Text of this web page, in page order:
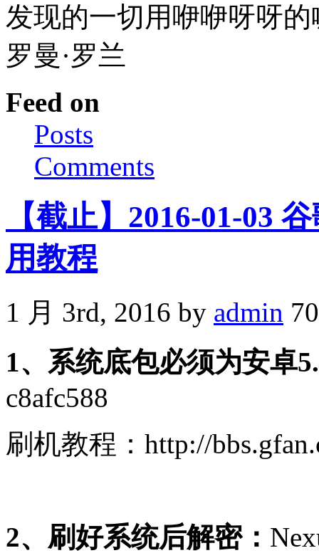
发现的一切用咿咿呀呀
罗曼·罗兰
Feed on
Posts
Comments
【截止】2016-01-03
用教程
1 月 3rd, 2016 by admin
1、系统底包必须为安卓
c8afc588
刷机教程：http://
2、刷好系统后解密：